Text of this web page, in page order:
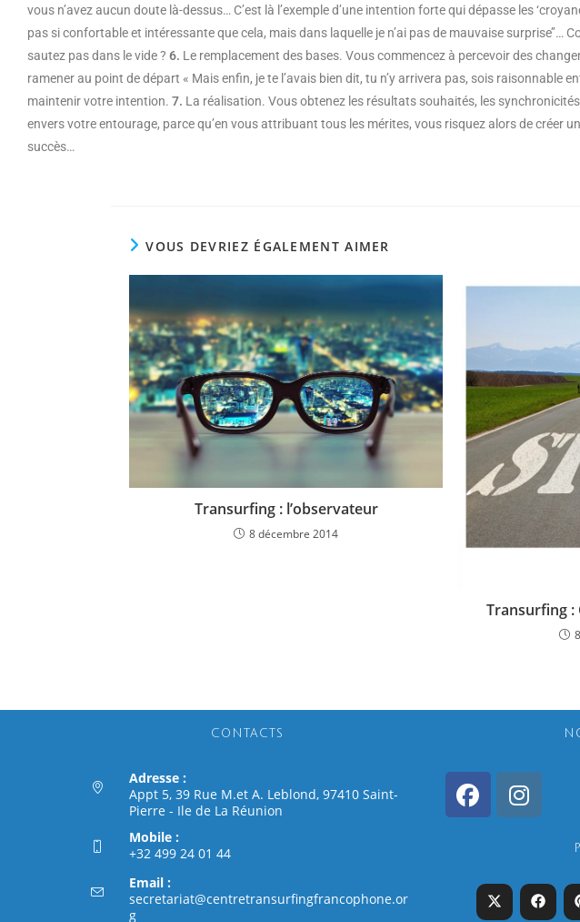
vous n’avez aucun doute là-dessus… C’est là l’exemple d’une intention forte qui dépasse les
pas si confortable et intéressante que cela, mais dans laquelle je n’ai pas de mauvaise
sautez pas dans le vide ? 6. Le remplacement des bases. Vous commencez à percevoir des
ramener au point de départ « Mais enfin, je te l’avais bien dit, tu n’y arrivera pas, sois raisonnable
maintenir votre intention. 7. La réalisation. Vous obtenez les résultats souhaités, les
envers votre entourage, parce qu’en vous attribuant tous les mérites, vous risquez alors de créer
succès…
VOUS DEVRIEZ ÉGALEMENT AIMER
Transurfing : l’observateur
8 décembre 2014
Transurfing :
CONTACTS
Adresse :
Appt 5, 39 Rue M.et A. Leblond, 97410 Saint-
Pierre - Ile de La Réunion
Mobile :
+32 499 24 01 44
Email :
secretariat@centretransurfingfrancophone.or
g